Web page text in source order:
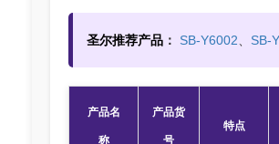
圣尔推荐产品 ： SB-Y6002 SB-
产品名
称
产品货
号
特点